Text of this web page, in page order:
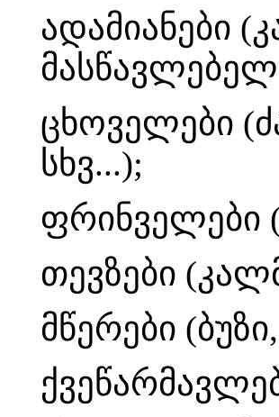
ადამიანები
ცხოველები
სხვ...);
ფრინველები
თევზები
მწერები